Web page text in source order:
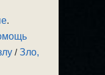
.
/Зло,